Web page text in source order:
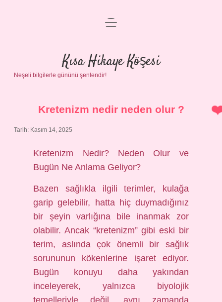
Anasayfa
Gizlilik Politikası
Yasal Uyarı
menüyü
Kısa Hikaye Köşesi
Neşeli bilgilerle gününü şenlendir!
Kretenizm nedir neden olur ?
Tarih: Kasım 14, 2025
Kretenizm Nedir? Neden Olur ve
Bugün Ne Anlama Geliyor?
Bazen sağlıkla ilgili terimler, kulağa
garip gelebilir, hatta hiç duymadığınız
bir şeyin varlığına bile inanmak zor
olabilir. Ancak “kretenizm” gibi eski bir
terim, aslında çok önemli bir sağlık
sorununun kökenlerine işaret ediyor.
Bugün konuyu daha yakından
inceleyerek, yalnızca biyolojik
temelleriyle değil, aynı zamanda